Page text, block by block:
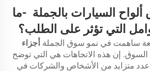
السيارات بالجملة -ما
التي تؤثر على الطلب؟
ساهمت في نمو سوق الجملة أجزاء
السوق. إن هذه الاتجاهات هي التي توضح
عدد متزايد من الأشخاص والشركات في